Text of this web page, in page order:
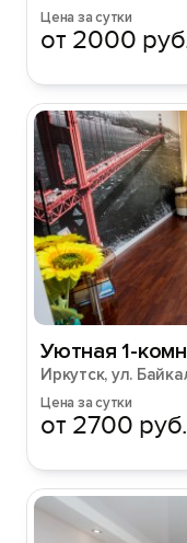
Цена за сутки
от 2000
Уютная 1-
Иркутск, ул.
Цена за сутки
от 2700 руб.